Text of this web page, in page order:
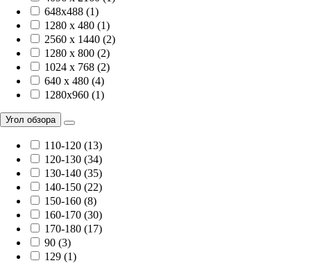
648x488 (1)
1280 x 480 (1)
2560 x 1440 (2)
1280 x 800 (2)
1024 x 768 (2)
640 x 480 (4)
1280x960 (1)
Угол обзора
110-120 (13)
120-130 (34)
130-140 (35)
140-150 (22)
150-160 (8)
160-170 (30)
170-180 (17)
90 (3)
129 (1)